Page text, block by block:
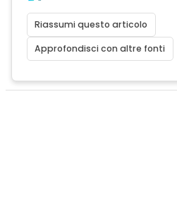
Riassumi questo articolo
Approfondisci con altre fonti